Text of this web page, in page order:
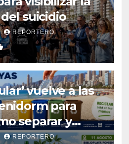
suicidio
REPORTERO
0
vuelve a las
para
separar y
REPORTERO